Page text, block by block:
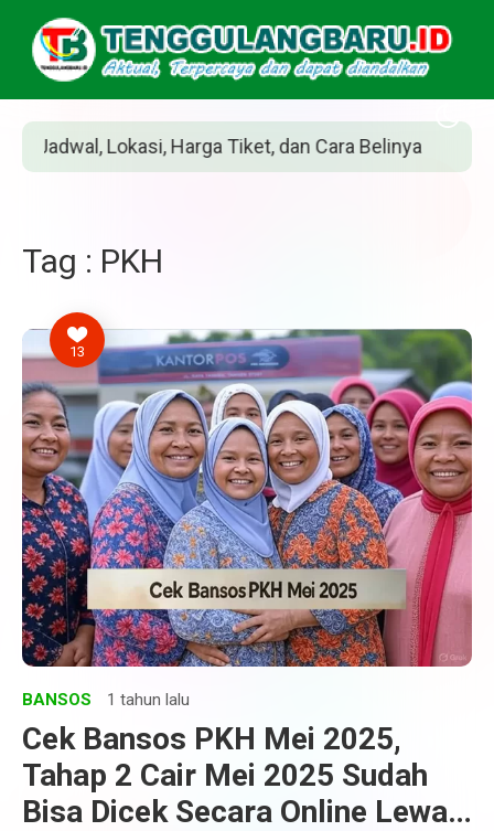
dan Cara Belinya Siapakah Jean Grey?
Tag : PKH
13
BANSOS 1 tahun lalu
Cek Bansos PKH Mei 2025,
Tahap 2 Cair Mei 2025 Sudah
Bisa Dicek Secara Online Lewat